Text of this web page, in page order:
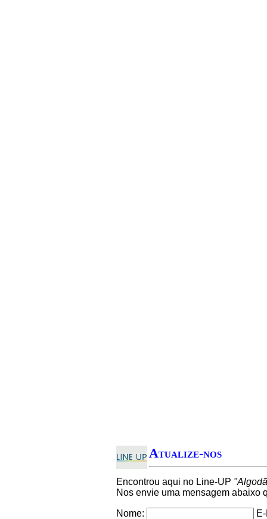
Atualize-nos
Encontrou aqui no Line-UP
Nos envie uma mensagem abaixo
Nome: